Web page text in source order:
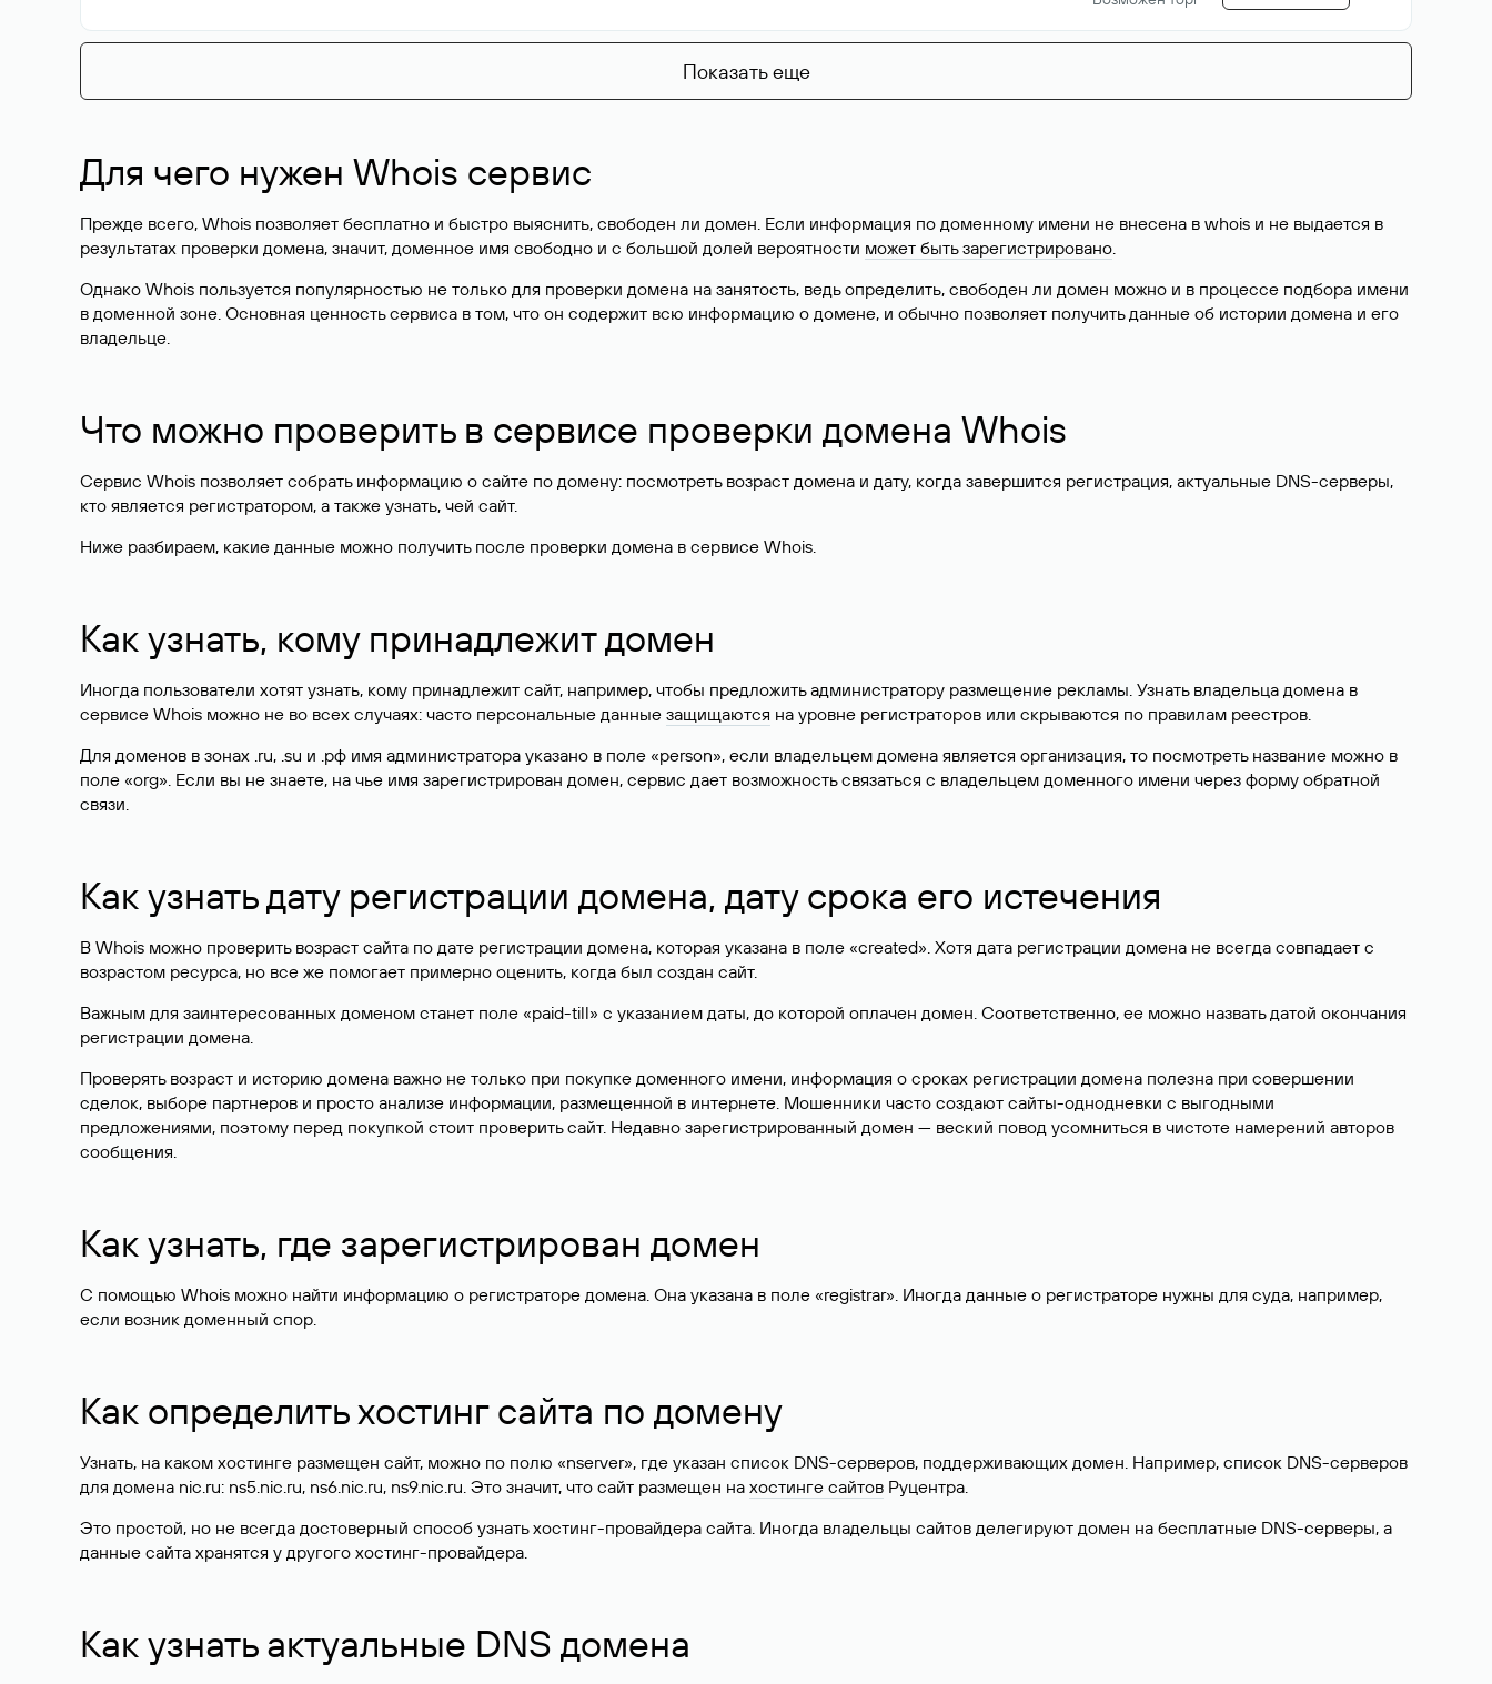
Показать еще
Для чего нужен Whois сервис
Прежде всего, Whois позволяет бесплатно и быстро выяснить, свободен ли домен. Если информация по доменному имени не внесена в whois и не выдается в
результатах проверки домена, значит, доменное имя свободно и с большой долей вероятности может быть зарегистрировано.
Однако Whois пользуется популярностью не только для проверки домена на занятость, ведь определить, свободен ли домен можно и в процессе подбора имени
в доменной зоне. Основная ценность сервиса в том, что он содержит всю информацию о домене, и обычно позволяет получить данные об истории домена и его
владельце.
Что можно проверить в сервисе проверки домена Whois
Сервис Whois позволяет собрать информацию о сайте по домену: посмотреть возраст домена и дату, когда завершится регистрация, актуальные DNS-серверы,
кто является регистратором, а также узнать, чей сайт.
Ниже разбираем, какие данные можно получить после проверки домена в сервисе Whois.
Как узнать, кому принадлежит домен
Иногда пользователи хотят узнать, кому принадлежит сайт, например, чтобы предложить администратору размещение рекламы. Узнать владельца домена в
сервисе Whois можно не во всех случаях: часто персональные данные защищаются на уровне регистраторов или скрываются по правилам реестров.
Для доменов в зонах .ru, .su и .рф имя администратора указано в поле «person», если владельцем домена является организация, то посмотреть название можно в
поле «org». Если вы не знаете, на чье имя зарегистрирован домен, сервис дает возможность связаться с владельцем доменного имени через форму обратной
связи.
Как узнать дату регистрации домена, дату срока его истечения
В Whois можно проверить возраст сайта по дате регистрации домена, которая указана в поле «created». Хотя дата регистрации домена не всегда совпадает с
возрастом ресурса, но все же помогает примерно оценить, когда был создан сайт.
Важным для заинтересованных доменом станет поле «paid-till» с указанием даты, до которой оплачен домен. Соответственно, ее можно назвать датой окончания
регистрации домена.
Проверять возраст и историю домена важно не только при покупке доменного имени, информация о сроках регистрации домена полезна при совершении
сделок, выборе партнеров и просто анализе информации, размещенной в интернете. Мошенники часто создают сайты-однодневки с выгодными
предложениями, поэтому перед покупкой стоит проверить сайт. Недавно зарегистрированный домен — веский повод усомниться в чистоте намерений авторов
сообщения.
Как узнать, где зарегистрирован домен
С помощью Whois можно найти информацию о регистраторе домена. Она указана в поле «registrar». Иногда данные о регистраторе нужны для суда, например,
если возник доменный спор.
Как определить хостинг сайта по домену
Узнать, на каком хостинге размещен сайт, можно по полю «nserver», где указан список DNS-серверов, поддерживающих домен. Например, список DNS-серверов
для домена nic.ru: ns5.nic.ru, ns6.nic.ru, ns9.nic.ru. Это значит, что сайт размещен на хостинге сайтов Руцентра.
Это простой, но не всегда достоверный способ узнать хостинг-провайдера сайта. Иногда владельцы сайтов делегируют домен на бесплатные DNS-серверы, а
данные сайта хранятся у другого хостинг-провайдера.
Как узнать актуальные DNS домена